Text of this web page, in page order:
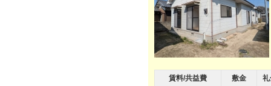
賃料/共益費 敷金